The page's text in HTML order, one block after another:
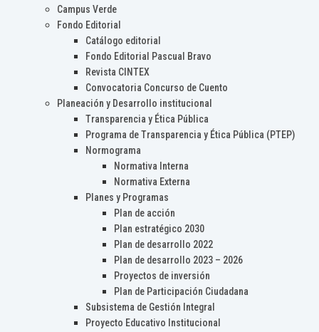
Campus Verde
Fondo Editorial
Catálogo editorial
Fondo Editorial Pascual Bravo
Revista CINTEX
Convocatoria Concurso de Cuento
Planeación y Desarrollo institucional
Transparencia y Ética Pública
Programa de Transparencia y Ética Pública (PTEP)
Normograma
Normativa Interna
Normativa Externa
Planes y Programas
Plan de acción
Plan estratégico 2030
Plan de desarrollo 2022
Plan de desarrollo 2023 – 2026
Proyectos de inversión
Plan de Participación Ciudadana
Subsistema de Gestión Integral
Proyecto Educativo Institucional